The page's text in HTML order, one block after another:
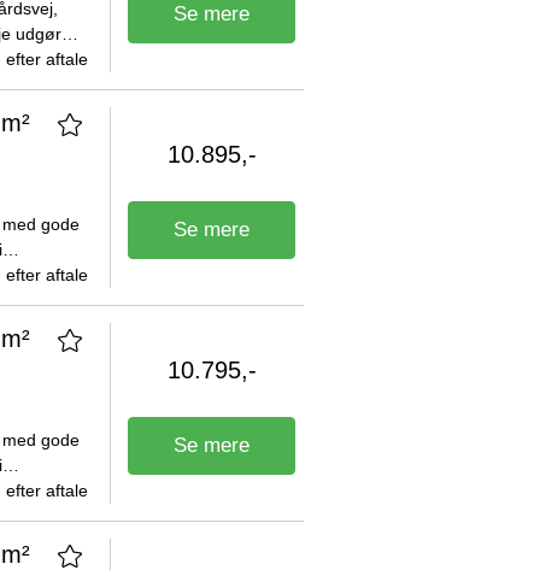
udgør
efter aftale
Se mere
gode
efter aftale
10.895,-
Se mere
gode
efter aftale
10.795,-
Se mere